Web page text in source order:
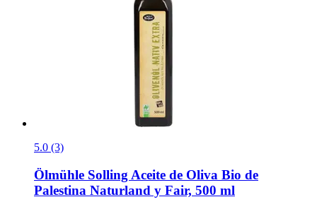
5.0 (3)
Ölmühle SollingAceite de Oliva Bio de
Palestina Naturland y Fair, 500 ml